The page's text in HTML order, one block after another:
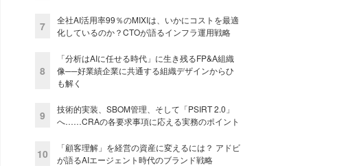
7
全社AI活用率99％のMIXIは、いかにコストを最適
化しているのか？CTOが語るインフラ運用戦略
8
「分析はAIに任せる時代」に生き残るFP&A組織
像──好業績企業に共通する組織デザインからひ
も解く
9
技術的実装、SBOM管理、そして「PSIRT 2.0」
へ……CRAの各要求事項に応える実務のポイント
10
「顧客理解」を経営の資産に変えるには？ アドビ
が語るAIエージェント時代のブランド戦略